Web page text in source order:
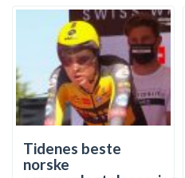
Tidenes beste
norske